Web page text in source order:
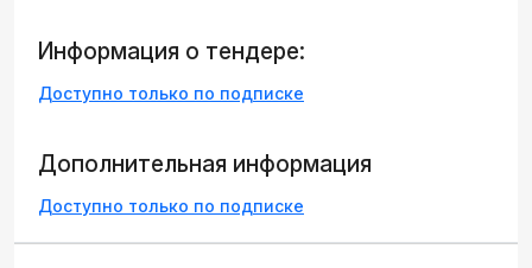
Информация о тендере:
Доступно только по подписке
Дополнительная информация
Доступно только по подписке